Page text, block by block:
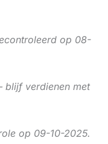
op 08-
blijf verdienen met
op 09-10-2025.